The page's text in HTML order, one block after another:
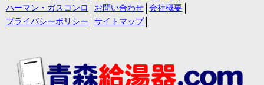
ハーマン・ガスコンロ
お問い合わせ
会社概要
プライバシーポリシー
サイトマップ